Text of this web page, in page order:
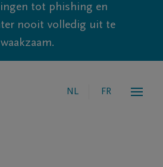
tot phishing en
nooit volledig uit te
NL FR